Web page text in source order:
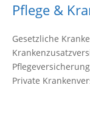
Pflege &
Gesetzliche
Pflegeversicherung
Private